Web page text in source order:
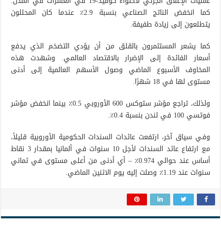
كما انخفض الناتج الصناعي بنسبة 2.9٪ عندما كان المحللون
يتطلعون إلى زيادة طفيفة.
كما يشعر المستثمرون بالقلق من أن يؤدي التضخم الذي يدفع
أسعار الفائدة إلى الإضرار بالاقتصاد العالمي. وشهدت هذه
المخاوف الأسبوع الماضي وصول الأسهم العالمية إلى أدنى
مستوى لها في 18 شهرًا.
ولذلك، تراجع مؤشر ستوكس 600 الأوروبي 0.5٪ بينما انخفض مؤشر
فوتسي 100 في لندن بنسبة 0.4٪.
وفي سياق آخر، ارتفعت عائدات السندات الحكومية الأوروبية قليلاً،
مع ارتفاع عائد السندات لأجل 10 سنوات في ألمانيا بمقدار 3 نقاط
أساس عند حوالي 0.974٪ – أي أدنى من أعلى مستوى في ثماني
سنوات عند 1.19٪ وصلت إليه يوم الاثنين الماضي.